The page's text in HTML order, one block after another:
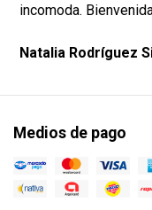
incomoda.
Natalia Rodríguez
Medios de pago